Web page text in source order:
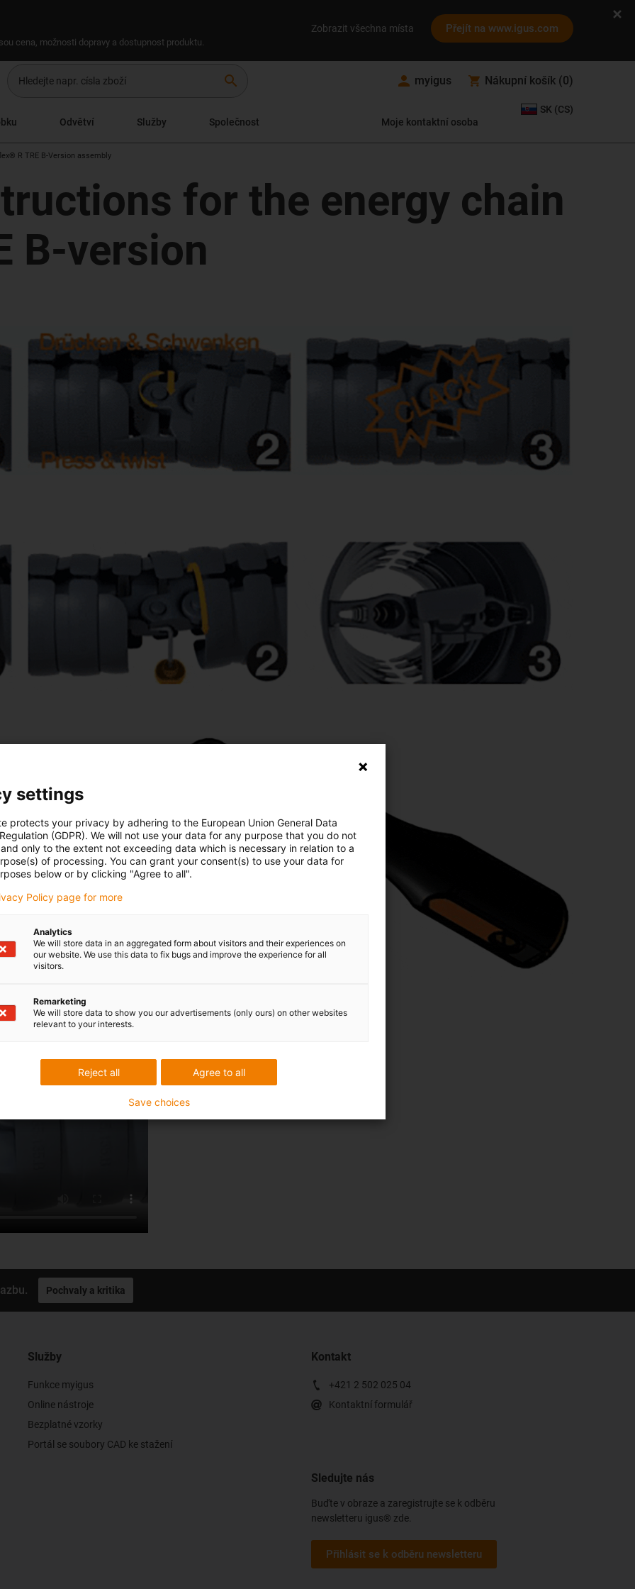
cena, možnosti dopravy a dostupnost produktu.
Zobrazit všechna místa Přejít na www.igus.com
search myigus Nákupní košík (0)
Odvětví Služby Společnost Moje kontaktní osoba
SK (CS)
R TRE B-Version assembly
for the energy chain
B-version
a disassembly tool in
Pochvaly a kritika
Služby
Funkce myigus
Online nástroje
Bezplatné vzorky
Portál se soubory CAD ke stažení
Kontakt
+421 2 502 025 04
Kontaktní formulář
Sledujte nás
Buďte v obraze a zaregistrujte se k odběru
newsletteru igus® zde.
Přihlásit se k odběru newsletteru
settings
protects your privacy by adhering to the European Union General Data
(GDPR). We will not use your data for any purpose that you do not
only to the extent not exceeding data which is necessary in relation to a
of processing. You can grant your consent(s) to use your data for
below or by clicking "Agree to all".
Policy page for more
Analytics
We will store data in an aggregated form about visitors and their experiences on
our website. We use this data to fix bugs and improve the experience for all
visitors.
Remarketing
We will store data to show you our advertisements (only ours) on other websites
relevant to your interests.
Agree to all
Reject all
Save choices